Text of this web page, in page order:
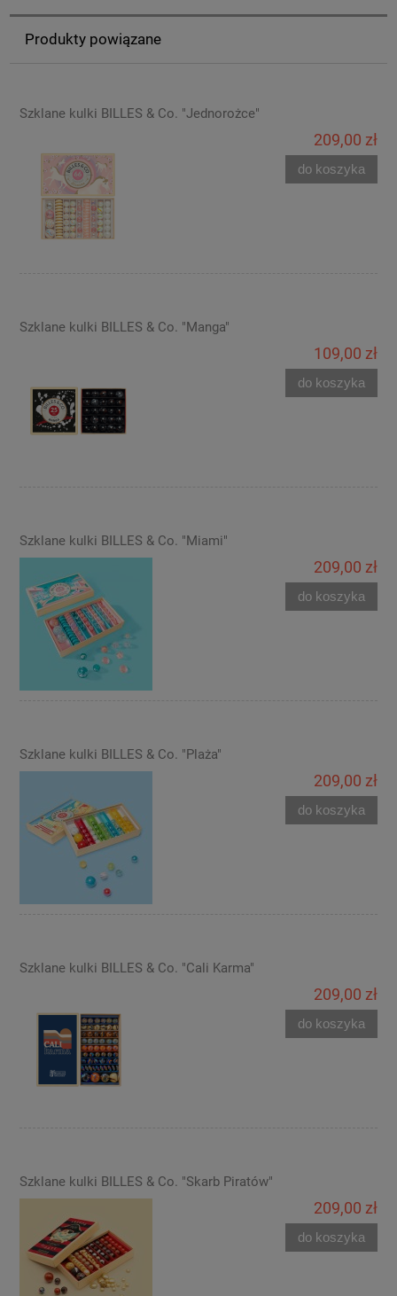
Produkty powiązane
Szklane kulki BILLES & Co. "Jednorożce"
209,00 zł
do koszyka
Szklane kulki BILLES & Co. "Manga"
109,00 zł
do koszyka
Szklane kulki BILLES & Co. "Miami"
209,00 zł
do koszyka
Szklane kulki BILLES & Co. "Plaża"
209,00 zł
do koszyka
Szklane kulki BILLES & Co. "Cali Karma"
209,00 zł
do koszyka
Szklane kulki BILLES & Co. "Skarb Piratów"
209,00 zł
do koszyka